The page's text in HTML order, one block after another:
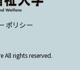
ポリシー
All rights reserved.